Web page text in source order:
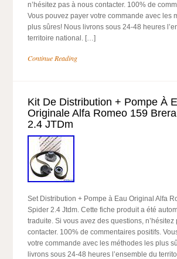
n’hésitez pas à nous contacter. 100% de
Vous pouvez payer votre commande avec les
plus sûres! Nous livrons sous 24-48 heures
territoire national. […]
Continue Reading
Kit De Distribution + Pompe À
Originale Alfa Romeo 159
2.4 JTDm
Set Distribution + Pompe à Eau Original Alfa
Spider 2.4 Jtdm. Cette fiche produit a été
traduite. Si vous avez des questions, n’hésitez
contacter. 100% de commentaires positifs.
votre commande avec les méthodes les plus
livrons sous 24-48 heures l’ensemble du